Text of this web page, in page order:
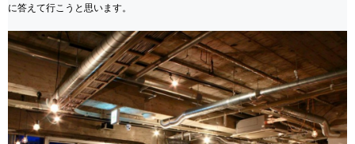
に答えて行こうと思います。